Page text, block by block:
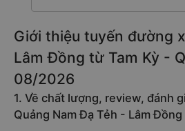
Giới thiệu tuyến đường
Lâm Đồng từ Tam Kỳ -
08/2026
1. Về chất lượng, review, đánh
Quảng Nam Đạ Tẻh - Lâm Đồng